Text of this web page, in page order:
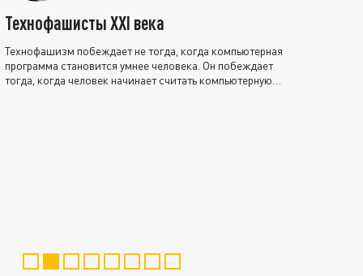
Технофашисты XXI века
Технофашизм побеждает не тогда, когда компьютерная
программа становится умнее человека. Он побеждает
тогда, когда человек начинает считать компьютерную